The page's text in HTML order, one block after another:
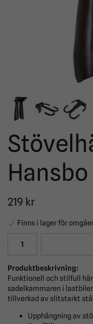
219 kr
Finns i lager för
Produktbeskrivning:
Funktionell och stilfull
sadelkammaren i
tillverkad av slitstarkt
Upphängning av